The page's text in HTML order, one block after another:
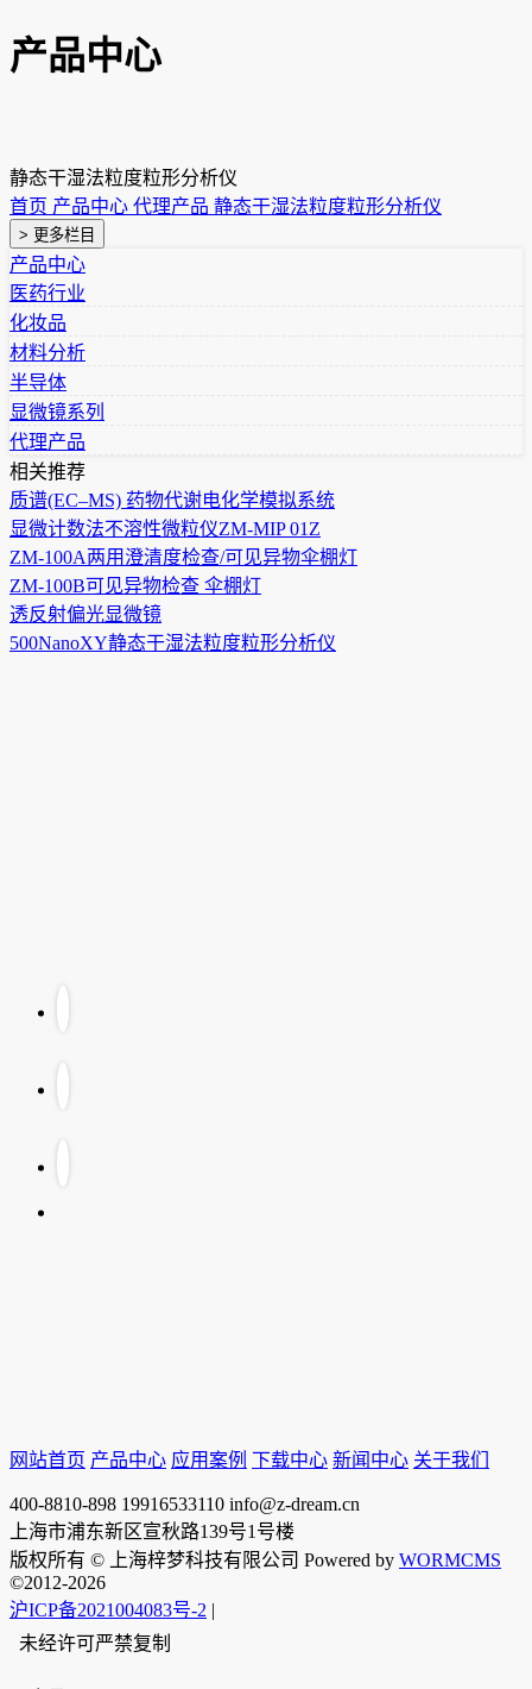
产品中心
静态干湿法粒度粒形分析仪
首页 产品中心 代理产品 静态干湿法粒度粒形分析仪
> 更多栏目
产品中心
医药行业
化妆品
材料分析
半导体
显微镜系列
代理产品
相关推荐
质谱(EC–MS) 药物代谢电化学模拟系统
显微计数法不溶性微粒仪ZM-MIP 01Z
ZM-100A两用澄清度检查/可见异物伞棚灯
ZM-100B可见异物检查 伞棚灯
透反射偏光显微镜
500NanoXY静态干湿法粒度粒形分析仪
网站首页 产品中心 应用案例 下载中心 新闻中心 关于我们
400-8810-898 19916533110 info@z-dream.cn
上海市浦东新区宣秋路139号1号楼
版权所有 © 上海梓梦科技有限公司 Powered by WORMCMS
©2012-2026
沪ICP备2021004083号-2 |
未经许可严禁复制